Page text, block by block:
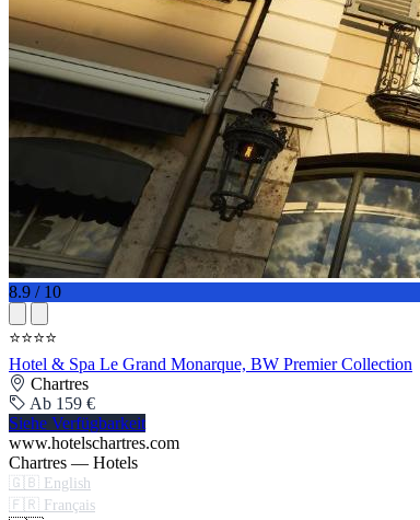
8.9 / 10
⭐⭐⭐⭐
Hotel & Spa Le Grand Monarque, BW Premier Collection
Chartres
Ab 159 €
Siehe Verfügbarkeit
www.hotelschartres.com
Chartres — Hotels
🇬🇧 English
🇫🇷 Français